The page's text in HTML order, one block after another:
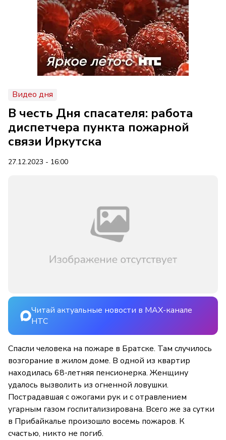
Видео дня
В честь Дня спасателя: работа
диспетчера пункта пожарной
связи Иркутска
27.12.2023 - 16:00
Читай актуальные новости в MAX-канале
НТС
Спасли человека на пожаре в Братске. Там случилось
возгорание в жилом доме. В одной из квартир
находилась 68-летняя пенсионерка. Женщину
удалось вызволить из огненной ловушки.
Пострадавшая с ожогами рук и с отравлением
угарным газом госпитализирована. Всего же за сутки
в Прибайкалье произошло восемь пожаров. К
счастью, никто не погиб.